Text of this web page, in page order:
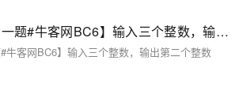
【C语言刷题每日一题#牛客网BC6】输入三个整数，输出第二个整数
#牛客网BC6】输入三个整数，输出第二个整数